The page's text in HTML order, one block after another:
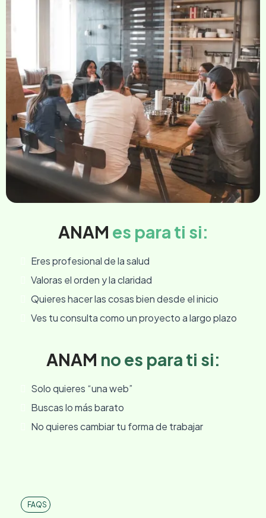
ANAM es para ti si:
Eres profesional de la salud
Valoras el orden y la claridad
Quieres hacer las cosas bien desde el inicio
Ves tu consulta como un proyecto a largo plazo
ANAM no es para ti si:
Solo quieres “una web”
Buscas lo más barato
No quieres cambiar tu forma de trabajar
FAQS